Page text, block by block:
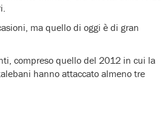
ma quello di oggi è di gran
compreso quello del 2012 in cui la
hanno attaccato almeno tre